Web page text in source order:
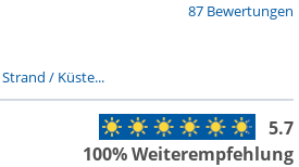
87 Bewertungen
Strand / Küste...
5.7
100% Weiterempfehlung